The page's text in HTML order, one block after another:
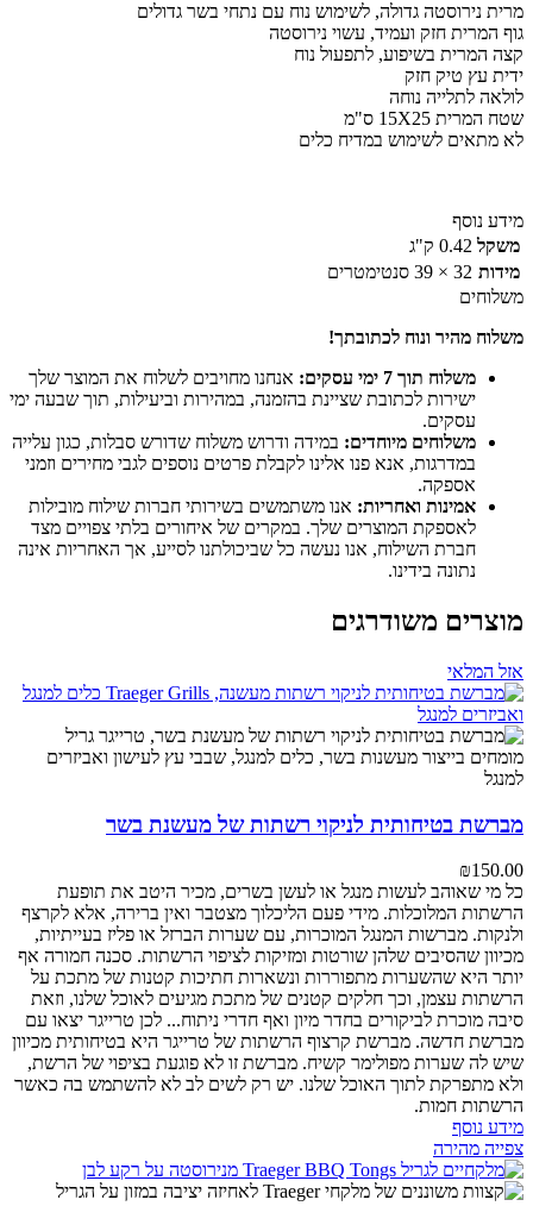
מרית נירוסטה גדולה, לשימוש נוח עם נתחי בשר גדולים
גוף המרית חזק ועמיד, עשוי נירוסטה
קצה המרית בשיפוע, לתפעול נוח
ידית עץ טיק חזק
לולאה לתלייה נוחה
שטח המרית 15X25 ס"מ
לא מתאים לשימוש במדיח כלים
מידע נוסף
משקל 0.42 ק"ג
מידות 32 × 39 סנטימטרים
משלוחים
משלוח מהיר ונוח לכתובתך!
משלוח תוך 7 ימי עסקים:
אנחנו מחויבים לשלוח את המוצר שלך
ישירות לכתובת שציינת בהזמנה, במהירות וביעילות, תוך שבעה ימי
עסקים.
משלוחים מיוחדים: במידה ודרוש משלוח שדורש סבלות, כגון עלייה
במדרגות, אנא פנו אלינו לקבלת פרטים נוספים לגבי מחירים וזמני
אספקה.
אמינות ואחריות: אנו משתמשים בשירותי חברות שילוח מובילות
לאספקת המוצרים שלך. במקרים של איחורים בלתי צפויים מצד
חברת השילוח, אנו נעשה כל שביכולתנו לסייע, אך האחריות אינה
נתונה בידינו.
מוצרים משודרגים
אזל המלאי
מברשת בטיחותית לניקוי רשתות של מעשנת בשר
₪150.00
כל מי שאוהב לעשות מנגל או לעשן בשרים, מכיר היטב את תופעת
הרשתות המלוכלות. מידי פעם הליכלוך מצטבר ואין ברירה, אלא לקרצף
ולנקות. מברשות המנגל המוכרות, עם שערות הברזל או פליז בעייתיות,
מכיוון שהסיבים שלהן שורטות ומזיקות לציפוי הרשתות. סכנה חמורה אף
יותר היא שהשערות מתפוררות ונשארות חתיכות קטנות של מתכת על
הרשתות עצמן, וכך חלקים קטנים של מתכת מגיעים לאוכל שלנו, וזאת
סיבה מוכרת לביקורים בחדר מיון ואף חדרי ניתוח... לכן טרייגר יצאו עם
מברשת חדשה. מברשת קרצוף הרשתות של טרייגר היא בטיחותית מכיוון
שיש לה שערות מפולימר קשיח. מברשת זו לא פוגעת בציפוי של הרשת,
ולא מתפרקת לתוך האוכל שלנו. יש רק לשים לב לא להשתמש בה כאשר
הרשתות חמות.
מידע נוסף
צפייה מהירה